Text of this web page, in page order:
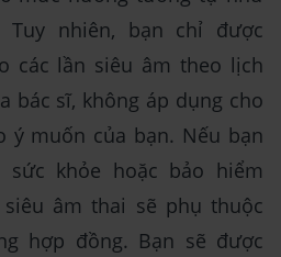
nhiên, bạn chỉ được
các lần siêu âm theo lịch
bác sĩ, không áp dụng cho
ý muốn của bạn. Nếu bạn
khỏe hoặc bảo hiểm
âm thai sẽ phụ thuộc
hợp đồng. Bạn sẽ được